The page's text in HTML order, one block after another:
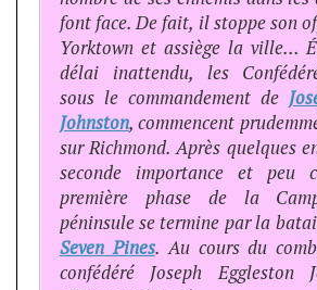
font face. De fait, il stoppe son
Yorktown et assiège la ville…
délai inattendu, les
sous le commandement de
Johnston, commencent
sur Richmond. Après quelques
seconde importance et peu
première phase de la
péninsule se termine par la
Seven Pines. Au cours du
confédéré Joseph Eggleston